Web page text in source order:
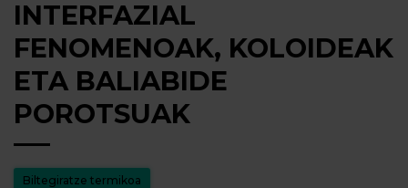
INTERFAZIAL
FENOMENOAK, KOLOIDEAK
ETA BALIABIDE
POROTSUAK
Biltegiratze termikoa